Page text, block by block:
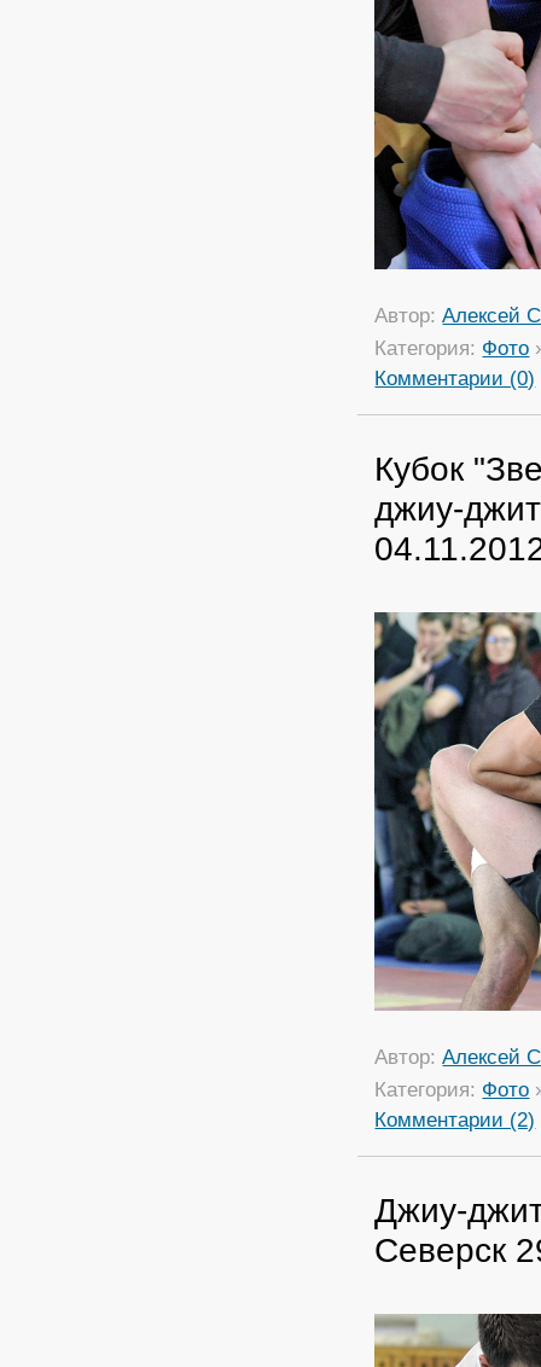
Автор:Алексей
Категория: Фото
Комментарии (0)
Кубок
джиу-
Автор:Алексей
Категория: Фото
Комментарии (2)
Джиу-
Северск